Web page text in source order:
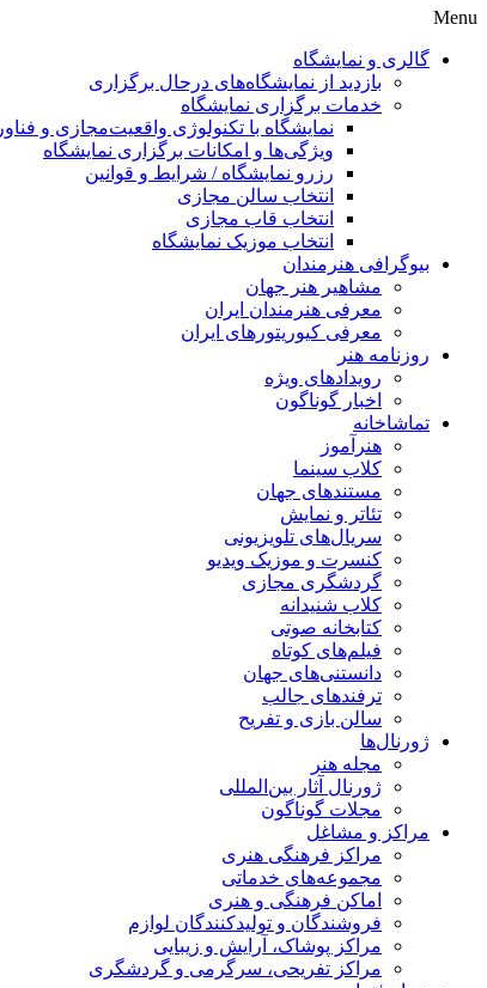
Menu
گالری و نمایشگاه
بازدید از نمایشگاه‌های درحال برگزاری
خدمات برگزاری نمایشگاه
نمایشگاه با تکنولوژی واقعیت‌مجازی و
ویژگی‌ها و امکانات برگزاری نمایشگاه
رزرو نمایشگاه / شرایط و قوانین
انتخاب سالن مجازی
انتخاب قاب مجازی
انتخاب موزیک نمایشگاه
بیوگرافی هنرمندان
مشاهیر هنر جهان
معرفی هنرمندان ایران
معرفی کیوریتورهای ایران
روزنامه هنر
رویدادهای ویژه
اخبار گوناگون
تماشاخانه
هنرآموز
کلاب سینما
مستندهای جهان
تئاتر و نمایش
سریال‌های تلویزیونی
کنسرت و موزیک ویدیو
گردشگری مجازی
کلاب شنیدانه
کتابخانه صوتی
فیلم‌های کوتاه
دانستنی‌های جهان
ترفندهای جالب
سالن بازی و تفریح
ژورنال‌ها
مجله هنر
ژورنال آثار بین‌المللی
مجلات گوناگون
مراکز و مشاغل
مراکز فرهنگی هنری
مجموعه‌های خدماتی
اماکن فرهنگی و هنری
فروشندگان و تولیدکنندگان لوازم
مراکز پوشاک، آرایش و زیبایی
مراکز تفریحی، سرگرمی و گردشگری